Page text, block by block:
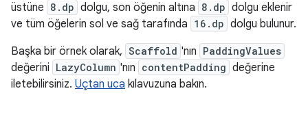
üstüne 8.dp dolgu, son öğenin altına 8.dp dolgu eklenir
ve tüm öğelerin sol ve sağ tarafında 16.dp dolgu bulunur.
Başka bir örnek olarak, Scaffold 'nın PaddingValues
değerini LazyColumn 'nın contentPadding değerine
iletebilirsiniz. Uçtan uca kılavuzuna bakın.